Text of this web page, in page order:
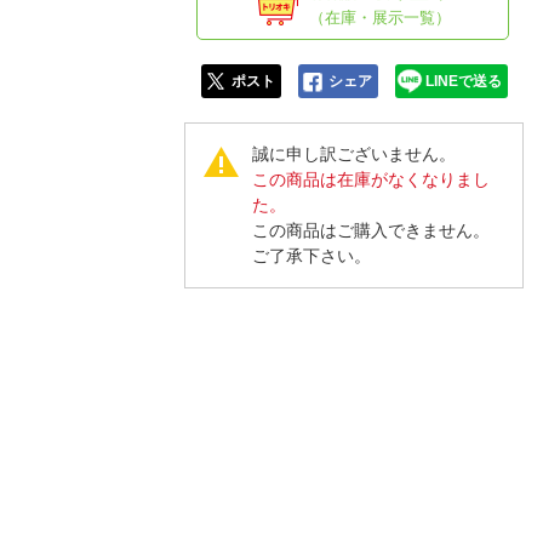
（在庫・展示一覧）
ポスト シェア LINEで送る
誠に申し訳ございません。
この商品は在庫がなくなりまし
た。
この商品はご購入できません。
ご了承下さい。